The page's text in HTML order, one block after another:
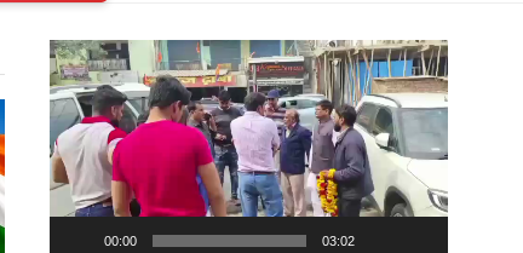
Video
Player
00:00 03:02